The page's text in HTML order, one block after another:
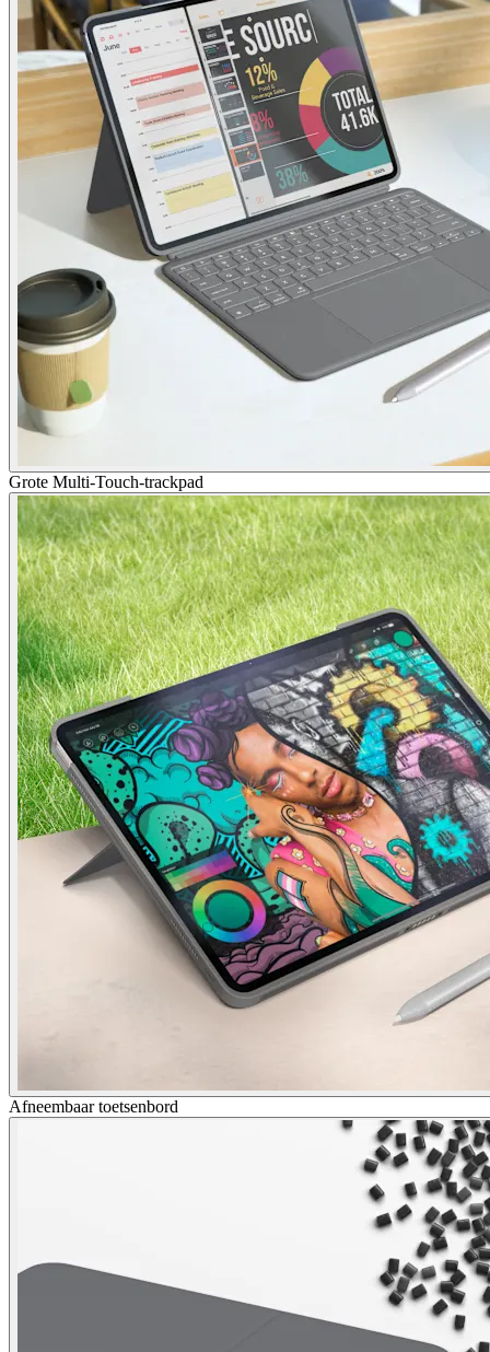
Grote Multi-Touch-trackpad
Afneembaar toetsenbord